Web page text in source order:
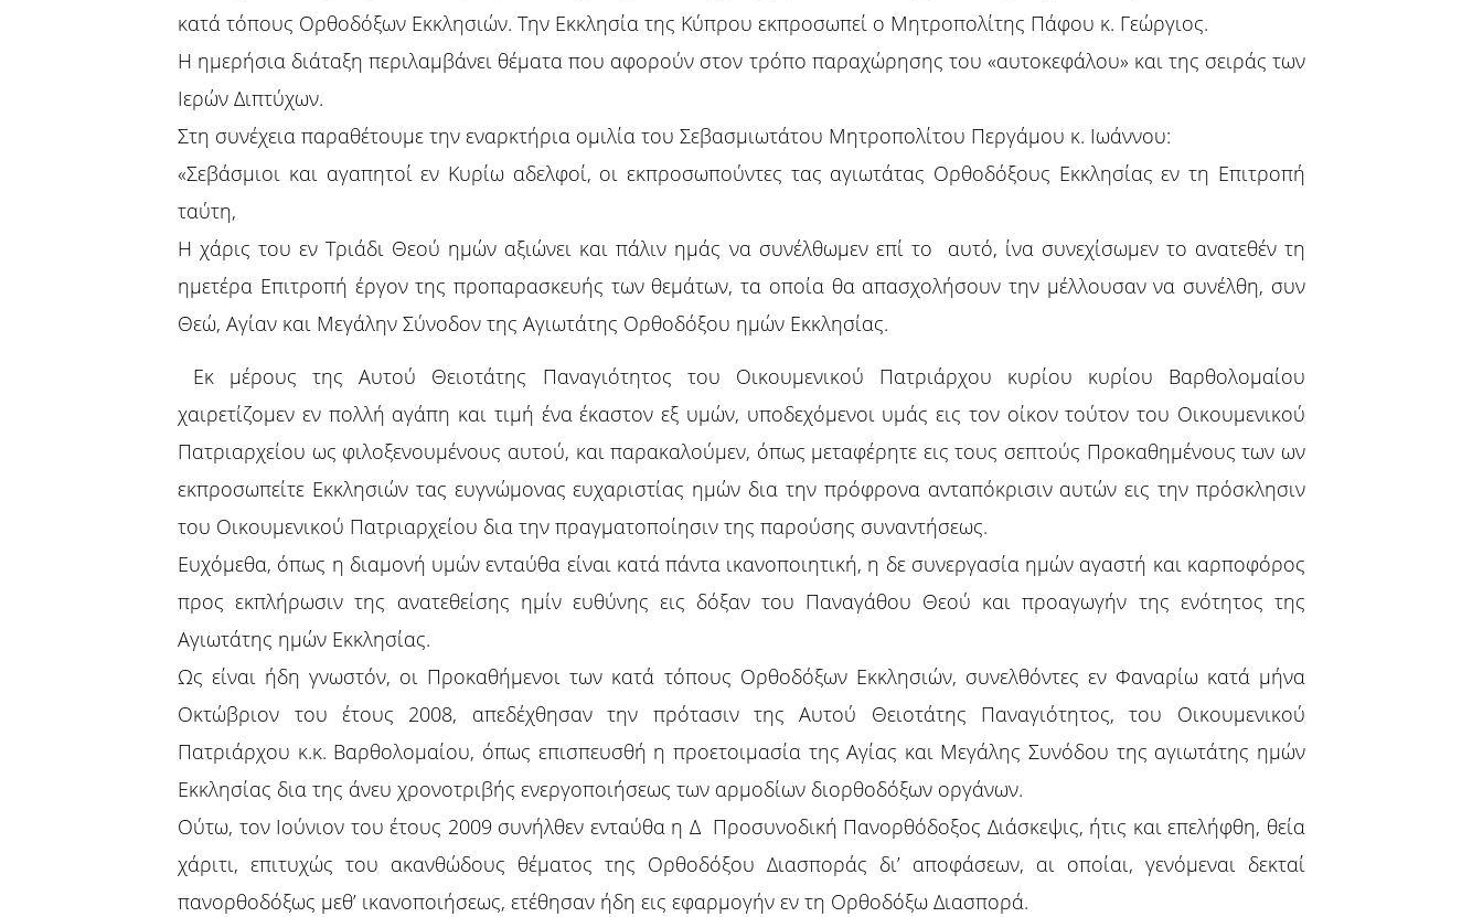
κατά τόπους Ορθοδόξων Εκκλησιών. Την Εκκλησία της Κύπρου εκπροσωπεί ο Μητροπολίτης Πάφου κ. Γεώργιος.
Η ημερήσια διάταξη περιλαμβάνει θέματα που αφορούν στον τρόπο παραχώρησης του «αυτοκεφάλου» και της σειράς των
Ιερών Διπτύχων.
Στη συνέχεια παραθέτουμε την εναρκτήρια ομιλία του Σεβασμιωτάτου Μητροπολίτου Περγάμου κ. Ιωάννου:
«Σεβάσμιοι και αγαπητοί εν Κυρίω αδελφοί, οι εκπροσωπούντες τας αγιωτάτας Ορθοδόξους Εκκλησίας εν τη Επιτροπή
ταύτη,
Η χάρις του εν Τριάδι Θεού ημών αξιώνει και πάλιν ημάς να συνέλθωμεν επί το αυτό, ίνα συνεχίσωμεν το ανατεθέν τη
ημετέρα Επιτροπή έργον της προπαρασκευής των θεμάτων, τα οποία θα απασχολήσουν την μέλλουσαν να συνέλθη, συν
Θεώ, Αγίαν και Μεγάλην Σύνοδον της Αγιωτάτης Ορθοδόξου ημών Εκκλησίας.
Εκ μέρους της Αυτού Θειοτάτης Παναγιότητος του Οικουμενικού Πατριάρχου κυρίου κυρίου Βαρθολομαίου
χαιρετίζομεν εν πολλή αγάπη και τιμή ένα έκαστον εξ υμών, υποδεχόμενοι υμάς εις τον οίκον τούτον του Οικουμενικού
Πατριαρχείου ως φιλοξενουμένους αυτού, και παρακαλούμεν, όπως μεταφέρητε εις τους σεπτούς Προκαθημένους των ων
εκπροσωπείτε Εκκλησιών τας ευγνώμονας ευχαριστίας ημών δια την πρόφρονα ανταπόκρισιν αυτών εις την πρόσκλησιν
του Οικουμενικού Πατριαρχείου δια την πραγματοποίησιν της παρούσης συναντήσεως.
Ευχόμεθα, όπως η διαμονή υμών ενταύθα είναι κατά πάντα ικανοποιητική, η δε συνεργασία ημών αγαστή και καρποφόρος
προς εκπλήρωσιν της ανατεθείσης ημίν ευθύνης εις δόξαν του Παναγάθου Θεού και προαγωγήν της ενότητος της
Αγιωτάτης ημών Εκκλησίας.
Ως είναι ήδη γνωστόν, οι Προκαθήμενοι των κατά τόπους Ορθοδόξων Εκκλησιών, συνελθόντες εν Φαναρίω κατά μήνα
Οκτώβριον του έτους 2008, απεδέχθησαν την πρότασιν της Αυτού Θειοτάτης Παναγιότητος, του Οικουμενικού
Πατριάρχου κ.κ. Βαρθολομαίου, όπως επισπευσθή η προετοιμασία της Αγίας και Μεγάλης Συνόδου της αγιωτάτης ημών
Εκκλησίας δια της άνευ χρονοτριβής ενεργοποιήσεως των αρμοδίων διορθοδόξων οργάνων.
Ούτω, τον Ιούνιον του έτους 2009 συνήλθεν ενταύθα η Δ Προσυνοδική Πανορθόδοξος Διάσκεψις, ήτις και επελήφθη, θεία
χάριτι, επιτυχώς του ακανθώδους θέματος της Ορθοδόξου Διασποράς δι’ αποφάσεων, αι οποίαι, γενόμεναι δεκταί
πανορθοδόξως μεθ’ ικανοποιήσεως, ετέθησαν ήδη εις εφαρμογήν εν τη Ορθοδόξω Διασπορά.